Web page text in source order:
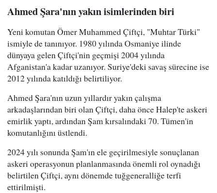
Ahmed Şara'nın yakın isimlerinden biri
Yeni komutan Ömer Muhammed Çiftçi, "Muhtar Türki"
ismiyle de tanınıyor. 1980 yılında Osmaniye ilinde
dünyaya gelen Çiftçi'nin geçmişi 2004 yılında
Afganistan'a kadar uzanıyor. Suriye'deki savaş sürecine ise
2012 yılında katıldığı belirtiliyor.
Ahmed Şara'nın uzun yıllardır yakın çalışma
arkadaşlarından biri olan Çiftçi, daha önce Halep'te askeri
emirlik yaptı, ardından Şam kırsalındaki 70. Tümen'in
komutanlığını üstlendi.
2024 yılı sonunda Şam'ın ele geçirilmesiyle sonuçlanan
askeri operasyonun planlanmasında önemli rol oynadığı
belirtilen Çiftçi, aynı dönemde tuğgeneralliğe terfi
ettirilmişti.